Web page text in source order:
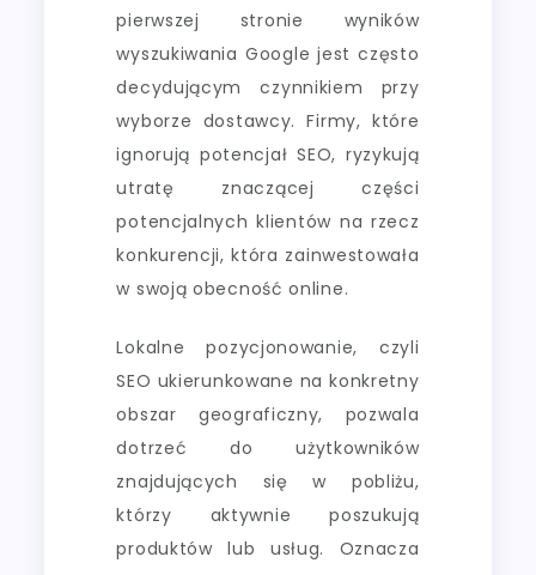
pierwszej stronie wyników
wyszukiwania Google jest często
decydującym czynnikiem przy
wyborze dostawcy. Firmy, które
ignorują potencjał SEO, ryzykują
utratę znaczącej części
potencjalnych klientów na rzecz
konkurencji, która zainwestowała
w swoją obecność online.
Lokalne pozycjonowanie, czyli
SEO ukierunkowane na konkretny
obszar geograficzny, pozwala
dotrzeć do użytkowników
znajdujących się w pobliżu,
którzy aktywnie poszukują
produktów lub usług. Oznacza